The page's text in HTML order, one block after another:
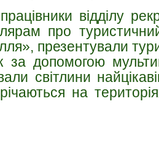
відділу
про
презентували
за допомогою
світлини
на